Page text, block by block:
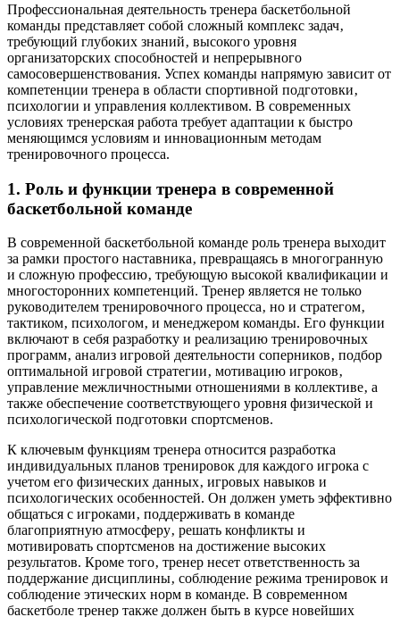
Профессиональная деятельность тренера баскетбольной
команды представляет собой сложный комплекс задач‚
требующий глубоких знаний‚ высокого уровня
организаторских способностей и непрерывного
самосовершенствования. Успех команды напрямую зависит от
компетенции тренера в области спортивной подготовки‚
психологии и управления коллективом. В современных
условиях тренерская работа требует адаптации к быстро
меняющимся условиям и инновационным методам
тренировочного процесса.
1. Роль и функции тренера в современной
баскетбольной команде
В современной баскетбольной команде роль тренера выходит
за рамки простого наставника‚ превращаясь в многогранную
и сложную профессию‚ требующую высокой квалификации и
многосторонних компетенций. Тренер является не только
руководителем тренировочного процесса‚ но и стратегом‚
тактиком‚ психологом‚ и менеджером команды. Его функции
включают в себя разработку и реализацию тренировочных
программ‚ анализ игровой деятельности соперников‚ подбор
оптимальной игровой стратегии‚ мотивацию игроков‚
управление межличностными отношениями в коллективе‚ а
также обеспечение соответствующего уровня физической и
психологической подготовки спортсменов.
К ключевым функциям тренера относится разработка
индивидуальных планов тренировок для каждого игрока с
учетом его физических данных‚ игровых навыков и
психологических особенностей. Он должен уметь эффективно
общаться с игроками‚ поддерживать в команде
благоприятную атмосферу‚ решать конфликты и
мотивировать спортсменов на достижение высоких
результатов. Кроме того‚ тренер несет ответственность за
поддержание дисциплины‚ соблюдение режима тренировок и
соблюдение этических норм в команде. В современном
баскетболе тренер также должен быть в курсе новейших